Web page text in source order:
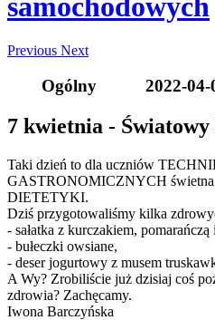
Previous Next
Ogólny 2022-
7 kwietnia -
Taki dzień to dla uczniów
GASTRONOMICZNYCH świetna
DIETETYKI.
Dziś przygotowaliśmy kilka
- sałatka z kurczakiem, pomarańczą
- bułeczki owsiane,
- deser jogurtowy z musem
A Wy? Zrobiliście już dzisiaj coś
zdrowia? Zachęcamy.
Iwona Barczyńska